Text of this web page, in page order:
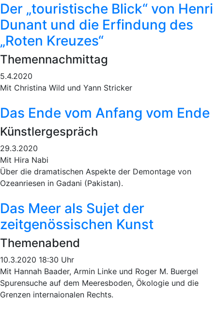
Der „touristische Blick“ von Henri
Dunant und die Erfindung des
„Roten Kreuzes“
Themennachmittag
5.4.2020
Mit Christina Wild und Yann Stricker
Das Ende vom Anfang vom Ende
Künstlergespräch
29.3.2020
Mit Hira Nabi
Über die dramatischen Aspekte der Demontage von
Ozeanriesen in Gadani (Pakistan).
Das Meer als Sujet der
zeitgenössischen Kunst
Themenabend
10.3.2020 18:30 Uhr
Mit Hannah Baader, Armin Linke und Roger M. Buergel
Spurensuche auf dem Meeresboden, Ökologie und die
Grenzen internaionalen Rechts.